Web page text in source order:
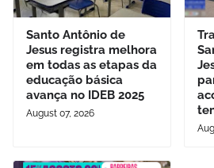
Santo Antônio de
Jesus registra melhora
em todas as etapas da
educação básica
avança no IDEB 2025
August 07, 2026